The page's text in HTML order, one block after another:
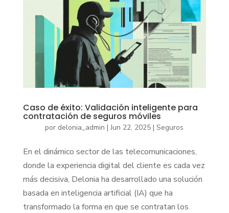
Caso de éxito: Validación inteligente para
contratación de seguros móviles
por delonia_admin |Jun 22, 2025 |Seguros
En el dinámico sector de las telecomunicaciones,
donde la experiencia digital del cliente es cada vez
más decisiva, Delonia ha desarrollado una solución
basada en inteligencia artificial (IA) que ha
transformado la forma en que se contratan los